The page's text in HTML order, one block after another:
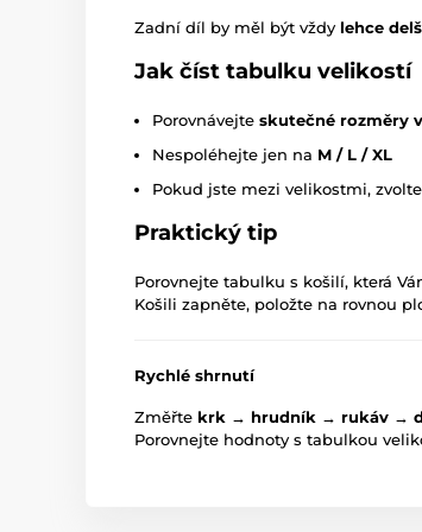
Zadní díl by měl být vždy lehce
Jak číst tabulku velikostí
Porovnávejte skutečné rozměry
Nespoléhejte jen na M / L / XL
Pokud jste mezi velikostmi, zvolte
Praktický tip
Porovnejte tabulku s košilí, která
Košili zapněte, položte na rovnou
Rychlé shrnutí
Změřte krk → hrudník → rukáv →
Porovnejte hodnoty s tabulkou